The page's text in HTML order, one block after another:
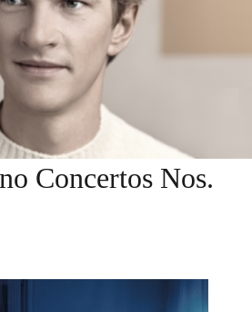
Concertos Nos.